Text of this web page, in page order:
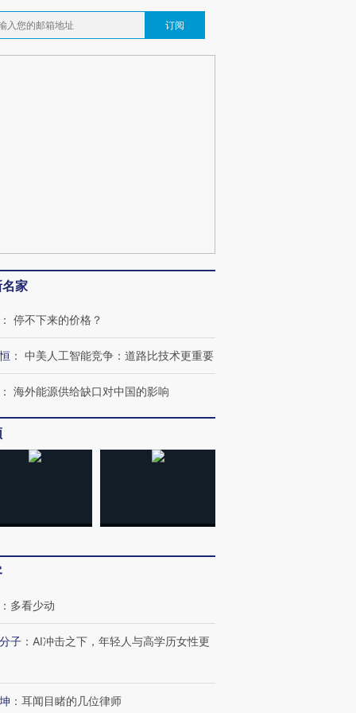
是“人道危
湖北宜昌局部短时降雨
哈尔滨遭遇短时极端强降
订阅
家
： 停不下来的价格？
： 中美人工智能竞争：道路比技术更重要
： 海外能源供给缺口对中国的影响
： 多看少动
子 ： AI冲击之下，年轻人与高学历女性更
： 耳闻目睹的几位律师